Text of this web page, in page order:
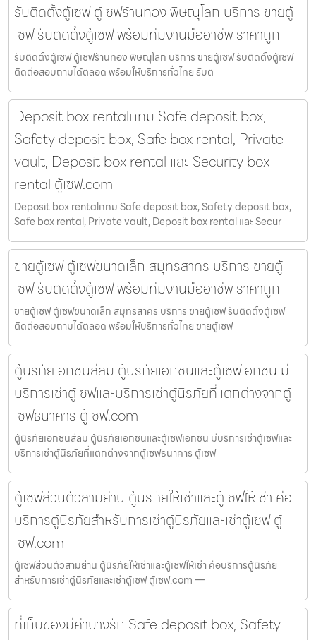
รับติดตั้งตู้เซฟ ตู้เซฟร้านทอง พิษณุโลก บริการ ขายตู้
เซฟ รับติดตั้งตู้เซฟ พร้อมทีมงานมืออาชีพ ราคาถูก
รับติดตั้งตู้เซฟ ตู้เซฟร้านทอง พิษณุโลก บริการ ขายตู้เซฟ รับติดตั้งตู้เซฟ
ติดต่อสอบถามได้ตลอด พร้อมให้บริการทั่วไทย รับต
Deposit box rentalกทม Safe deposit box,
Safety deposit box, Safe box rental, Private
vault, Deposit box rental และ Security box
rental ตู้เซฟ.com
Deposit box rentalกทม Safe deposit box, Safety deposit box,
Safe box rental, Private vault, Deposit box rental และ Secur
ขายตู้เซฟ ตู้เซฟขนาดเล็ก สมุทรสาคร บริการ ขายตู้
เซฟ รับติดตั้งตู้เซฟ พร้อมทีมงานมืออาชีพ ราคาถูก
ขายตู้เซฟ ตู้เซฟขนาดเล็ก สมุทรสาคร บริการ ขายตู้เซฟ รับติดตั้งตู้เซฟ
ติดต่อสอบถามได้ตลอด พร้อมให้บริการทั่วไทย ขายตู้เซฟ
ตู้นิรภัยเอกชนสีลม ตู้นิรภัยเอกชนและตู้เซฟเอกชน มี
บริการเช่าตู้เซฟและบริการเช่าตู้นิรภัยที่แตกต่างจากตู้
เซฟธนาคาร ตู้เซฟ.com
ตู้นิรภัยเอกชนสีลม ตู้นิรภัยเอกชนและตู้เซฟเอกชน มีบริการเช่าตู้เซฟและ
บริการเช่าตู้นิรภัยที่แตกต่างจากตู้เซฟธนาคาร ตู้เซฟ
ตู้เซฟส่วนตัวสามย่าน ตู้นิรภัยให้เช่าและตู้เซฟให้เช่า คือ
บริการตู้นิรภัยสำหรับการเช่าตู้นิรภัยและเช่าตู้เซฟ ตู้
เซฟ.com
ตู้เซฟส่วนตัวสามย่าน ตู้นิรภัยให้เช่าและตู้เซฟให้เช่า คือบริการตู้นิรภัย
สำหรับการเช่าตู้นิรภัยและเช่าตู้เซฟ ตู้เซฟ.com —
ที่เก็บของมีค่าบางรัก Safe deposit box, Safety